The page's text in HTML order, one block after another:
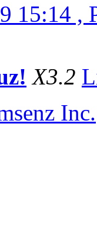
15:14 ,
X3.2
Inc.